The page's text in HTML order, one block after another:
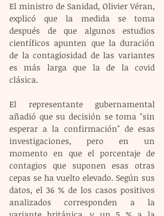
El ministro de Sanidad, Olivier Véran,
explicó que la medida se toma
después de que algunos estudios
científicos apunten que la duración
de la contagiosidad de las variantes
es más larga que la de la covid
clásica.
El representante gubernamental
añadió que su decisión se toma "sin
esperar a la confirmación" de esas
investigaciones, pero en un
momento en que el porcentaje de
contagios que suponen esas otras
cepas se ha vuelto elevado. Según sus
datos, el 36 % de los casos positivos
analizados corresponden a la